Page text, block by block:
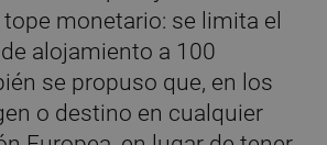
monetario: se limita el
alojamiento a 100
se propuso que, en los
o destino en cualquier